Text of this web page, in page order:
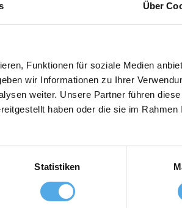
Über
Funktionen für soziale Medien
wir Informationen zu Ihrer
weiter. Unsere Partner führen
haben oder die sie im Rahmen
Statistiken